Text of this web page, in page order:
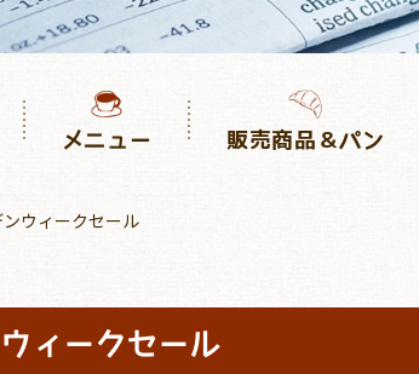
メニュー 販売商品＆パン
ウィークセール
ィークセール